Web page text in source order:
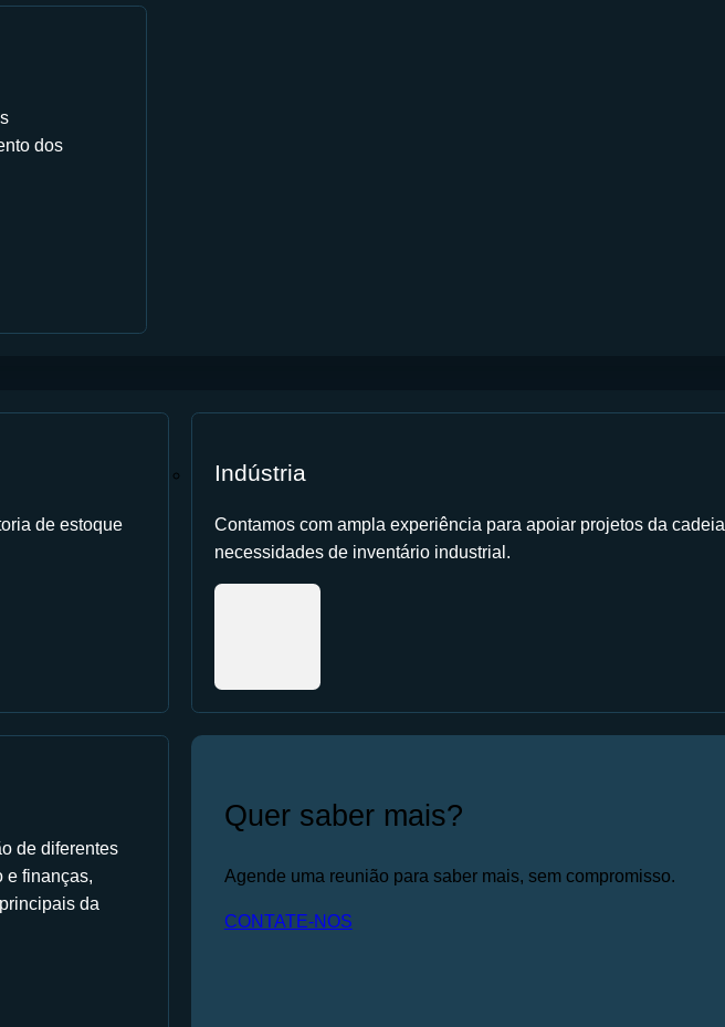
dos
de estoque
Indústria
Contamos com ampla experiência para apoiar projetos da
necessidades de inventário industrial.
de diferentes
e finanças,
da
Quer saber mais?
Agende uma reunião para saber mais, sem compromisso.
CONTATE-NOS